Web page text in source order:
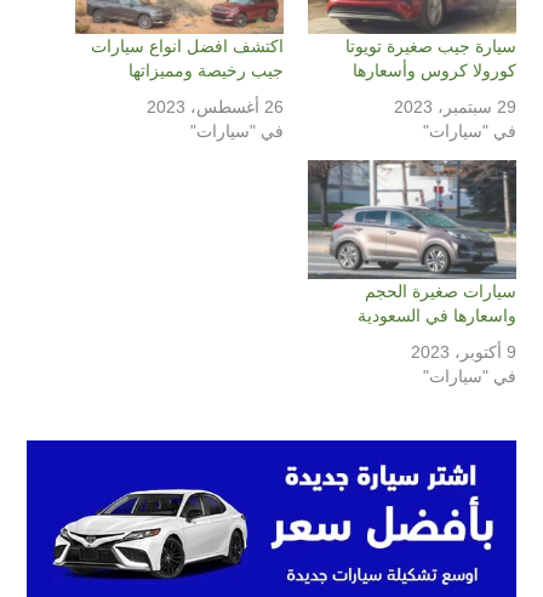
سيارة جيب صغيرة تويوتا
كورولا كروس وأسعارها
29 سبتمبر، 2023
في "سيارات"
اكتشف افضل انواع سيارات
جيب رخيصة ومميزاتها
26 أغسطس، 2023
في "سيارات"
سيارات صغيرة الحجم
واسعارها في السعودية
9 أكتوبر، 2023
في "سيارات"